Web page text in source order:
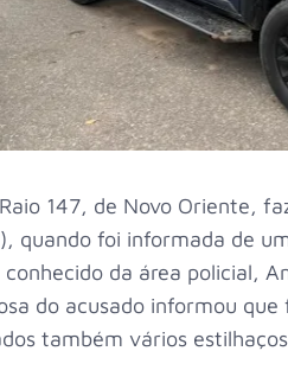
147, de Novo Oriente,
quando foi informada de
da área policial,
do acusado informou
também vários